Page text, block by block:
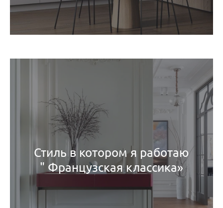
Стиль в котором я работаю
" Французская классика»